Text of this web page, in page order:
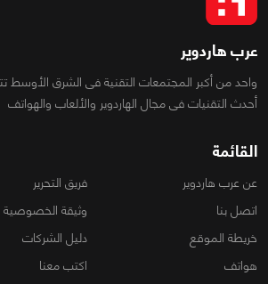
عرب هاردوير
واحد من أكبر المجتمعات التقنية فى الشرق الأوسط
أحدث التقنيات فى مجال الهاردوير والألعاب والهواتف
القائمة
عن عرب هاردوير
فريق التحرير
اتصل بنا
وثيقة الخصوصية
خريطة الموقع
دليل الشركات
هواتف
اكتب معنا